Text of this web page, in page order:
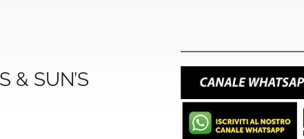
& SUN’S